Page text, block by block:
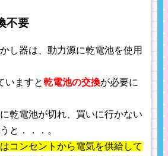
不要
し器は、動力源に乾電池を使用
いますと乾電池の交換が必要に
乾電池が切れ、買いに行かない
と．．．。
コンセントから電気を供給して